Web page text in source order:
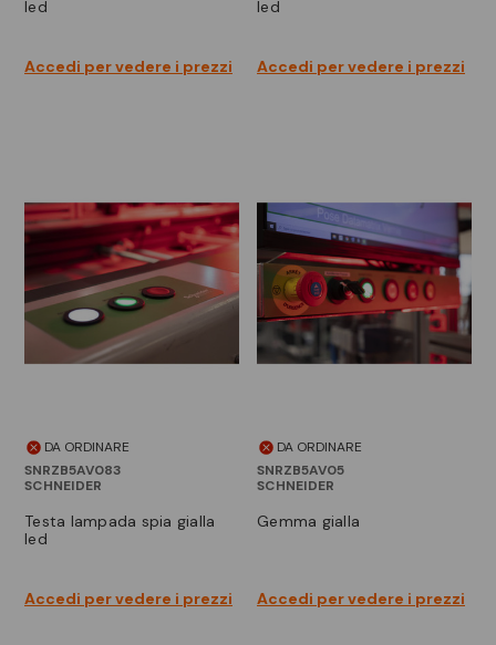
led
Accedi per vedere i prezzi
led
Accedi per vedere i prezzi
DA ORDINARE
SNRZB5AV083
SCHNEIDER
testa lampada spia gialla
led
Accedi per vedere i prezzi
DA ORDINARE
SNRZB5AV05
SCHNEIDER
gemma gialla
Accedi per vedere i prezzi